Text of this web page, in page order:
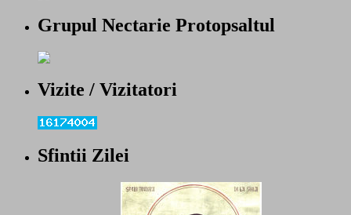
Grupul Nectarie Protopsaltul
Vizite / Vizitatori
Sfintii Zilei